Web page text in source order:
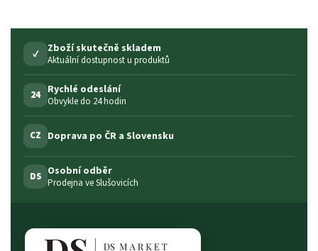
✓ Zboží skutečně skladem
Aktuální dostupnost u produktů
24 Rychlé odeslání
Obvykle do 24 hodin
CZ Doprava po ČR a Slovensku
DS Osobní odběr
Prodejna ve Slušovicích